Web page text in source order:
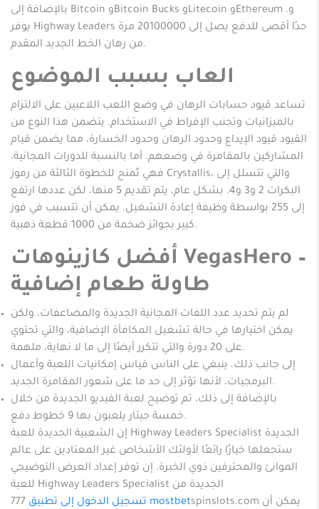
بالإضافة إلى Bitcoin وBitcoin Bucks وLitecoin وEthereum و.
يوفر Highway Leaders حدًا أقصى للدفع يصل إلى 20100000 مرة
من رهان الخط الجديد المقدم.
العاب بسبب الموضوع
تساعد قيود حسابات الرهان في وضع اللعب اللاعبين على الالتزام
بالميزانيات وتجنب الإفراط في الاستخدام. يتضمن هذا النوع من
القيود قيود الإيداع وحدود الرهان وحدود الخسارة، مما يضمن قيام
المشاركين بالمقامرة في وضعهم. أما بالنسبة للدورات المجانية،
فهي تُمنح للخطوة الثالثة من رموز Crystallis، والتي تتسلل إلى
البكرات 2 و3 و4. بشكل عام، يتم تقديم 5 منها، لكن عددها ارتفع
إلى 255 بواسطة وظيفة إعادة التشغيل. يمكن أن تتسبب في فوز
كبير بجوائز ضخمة من 1000 قطعة ذهبية.
أفضل كازينوهات VegasHero –
طاولة طعام إضافية
لم يتم تحديد عدد اللفات المجانية الجديدة والمضاعفات، ولكن
يمكن اختيارها في حالة تشغيل المكافأة الإضافية، والتي تحتوي
على 20 دورة والتي تتكرر أيضًا إلى ما لا نهاية، ملهمة.
إلى جانب ذلك، ينبغي على الناس قياس إمكانيات اللعبة وأعمال
البرمجيات، لأنها تؤثر إلى حد ما على شعور المقامرة الجديد.
بالإضافة إلى ذلك، تم توضيح لعبة الفيديو الجديدة من خلال
خمسة جيتار يلعبون بها 9 خطوط دفع.
إن الشعبية الجديدة للعبة Highway Leaders Specialist الجديدة
ستجعلها خيارًا رائعًا لأولئك الأشخاص غير المعتادين على عالم
الموانئ والمحترفين ذوي الخبرة. إن توفر إعداد العرض التوضيحي
للعبة Highway Leaders Specialist الجديدة من
تسجيل الدخول إلى تطبيق mostbet
777spinslots.com يمكن أن